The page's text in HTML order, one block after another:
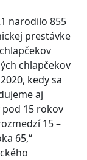
narodilo 855
prestávke
chlapčekov
kedy sa
aj
15 rokov
15 –
65,“